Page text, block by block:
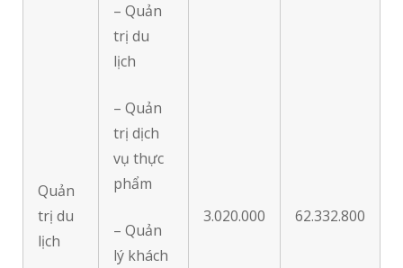
Quản
trị du
lịch
– Quản
trị du
lịch
– Quản
trị dịch
vụ thực
phẩm
– Quản
lý khách
3.020.000 62.332.800